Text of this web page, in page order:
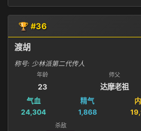
🏆 #36
渡胡
称号: 少林派第二代传人
年龄
23
师父
达摩老祖
气血
24,304
精气
1,868
杀敌